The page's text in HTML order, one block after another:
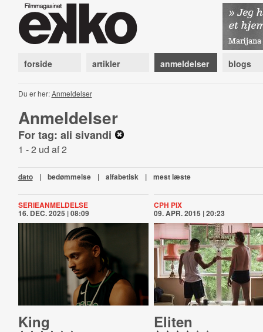
forside artikler anmeldelser blogs
Du er her:Anmeldelser
Anmeldelser
For tag: ali sivandi
1 - 2 ud af 2
dato | bedømmelse | alfabetisk | mest læste
SERIEANMELDELSE
16. DEC. 2025 | 08:09
King
CPH PIX
09. APR. 2015 | 20:23
Eliten